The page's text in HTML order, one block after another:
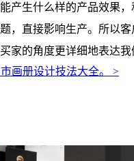
产生什么样的产品效果
，直接影响生产。所以
家的角度更详细地表达
画册设计技法大全。 >